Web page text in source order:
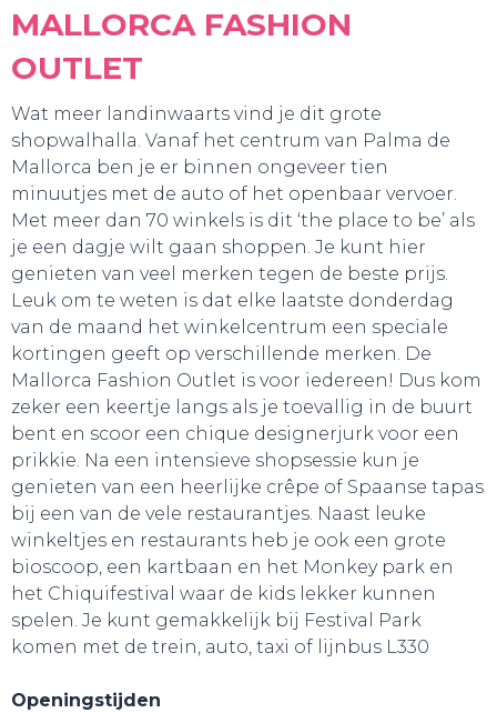
BELEEF!
MALLORCA FASHION
OUTLET
Wat meer landinwaarts vind je dit grote
shopwalhalla. Vanaf het centrum van Palma de
Mallorca ben je er binnen ongeveer tien
minuutjes met de auto of het openbaar vervoer.
Met meer dan 70 winkels is dit ‘the place to be’ als
je een dagje wilt gaan shoppen. Je kunt hier
genieten van veel merken tegen de beste prijs.
Leuk om te weten is dat elke laatste donderdag
van de maand het winkelcentrum een speciale
kortingen geeft op verschillende merken. De
Mallorca Fashion Outlet is voor iedereen! Dus kom
zeker een keertje langs als je toevallig in de buurt
bent en scoor een chique designerjurk voor een
prikkie. Na een intensieve shopsessie kun je
genieten van een heerlijke crêpe of Spaanse tapas
bij een van de vele restaurantjes. Naast leuke
winkeltjes en restaurants heb je ook een grote
bioscoop, een kartbaan en het Monkey park en
het Chiquifestival waar de kids lekker kunnen
spelen. Je kunt gemakkelijk bij Festival Park
komen met de trein, auto, taxi of lijnbus L330
Openingstijden